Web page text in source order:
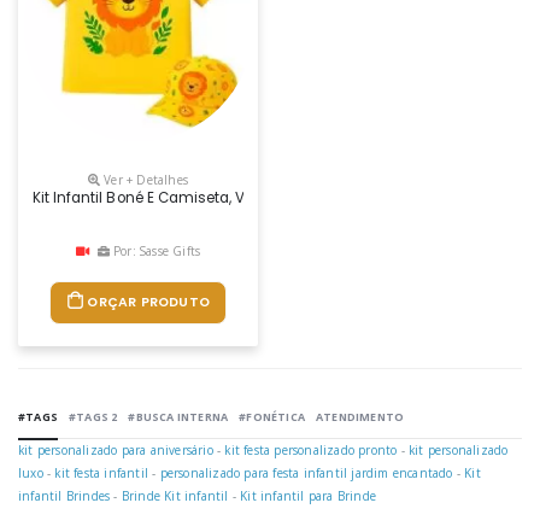
Ver + Detalhes
Kit Infantil Boné E Camiseta, Varias Opções De Modelos, Tecidos E
Por: Sasse Gifts
ORÇAR PRODUTO
#TAGS #TAGS 2 #BUSCA INTERNA #FONÉTICA ATENDIMENTO
kit personalizado para aniversário- kit festa personalizado pronto - kit personalizado
luxo- kit festa infantil - personalizado para festa infantil jardim encantado - Kit
infantil Brindes - Brinde Kit infantil - Kit infantil para Brinde